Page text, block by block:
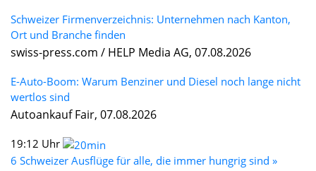
Schweizer Firmenverzeichnis: Unternehmen nach Kanton,
Ort und Branche finden
swiss-press.com / HELP Media AG, 07.08.2026
E-Auto-Boom: Warum Benziner und Diesel noch lange nicht
wertlos sind
Autoankauf Fair, 07.08.2026
19:12 Uhr
6 Schweizer Ausflüge für alle, die immer hungrig sind »